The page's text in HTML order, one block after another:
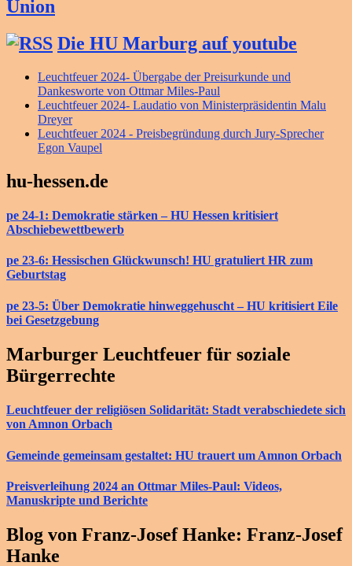
Union
Die HU Marburg auf youtube
Leuchtfeuer 2024- Übergabe der Preisurkunde und
Dankesworte von Ottmar Miles-Paul
Leuchtfeuer 2024- Laudatio von Ministerpräsidentin Malu
Dreyer
Leuchtfeuer 2024 - Preisbegründung durch Jury-Sprecher
Egon Vaupel
hu-hessen.de
pe 24-1: Demokratie stärken – HU Hessen kritisiert
Abschiebewettbewerb
pe 23-6: Hessischen Glückwunsch! HU gratuliert HR zum
Geburtstag
pe 23-5: Über Demokratie hinweggehuscht – HU kritisiert Eile
bei Gesetzgebung
Marburger Leuchtfeuer für soziale
Bürgerrechte
Leuchtfeuer der religiösen Solidarität: Stadt verabschiedete sich
von Amnon Orbach
Gemeinde gemeinsam gestaltet: HU trauert um Amnon Orbach
Preisverleihung 2024 an Ottmar Miles-Paul: Videos,
Manuskripte und Berichte
Blog von Franz-Josef Hanke: Franz-Josef
Hanke